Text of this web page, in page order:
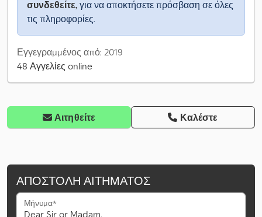
συνδεθείτε, για να αποκτήσετε πρόσβαση σε όλες
τις πληροφορίες.
Εγγεγραμμένος από: 2019
48 Αγγελίες online
Αιτηθείτε Καλέστε
ΑΠΟΣΤΟΛΉ ΑΙΤΉΜΑΤΟΣ
Μήνυμα*